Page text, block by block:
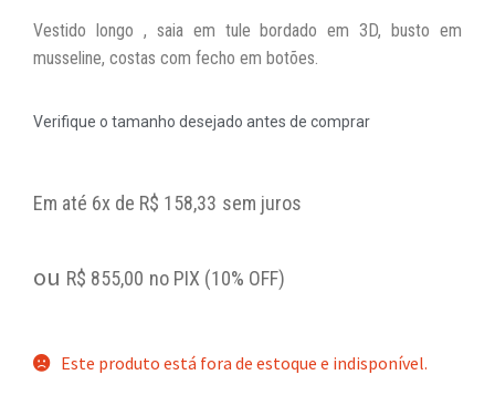
Vestido longo , saia em tule bordado em 3D, busto em
musseline, costas com fecho em botões.
Verifique o tamanho desejado antes de comprar
Em até 6x de R$ 158,33 sem juros
ou R$ 855,00 no PIX (10% OFF)
Este produto está fora de estoque e indisponível.